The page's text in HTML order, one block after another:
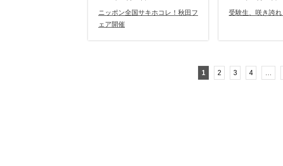
ニッポン全国サキホコレ！秋田フ
ェア開催
受験生、咲き誇れ
1 2 3 4 …